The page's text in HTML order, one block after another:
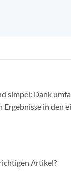
simpel: Dank
in den
Artikel?